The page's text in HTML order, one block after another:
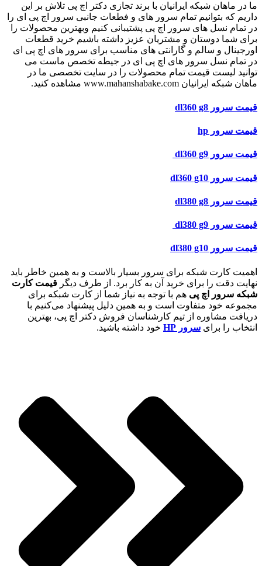
ما در ماهان شبکه ایرانیان با برند تجازی دکتر اچ پی تلاش بر این
داریم که بتوانیم تمام سرور های و فطعات جانبی سرور اچ پی ای را
در تمام نسل های سرور اچ پی پشتیبانی کنیم وبهترین محصولات را
برای شما دوستان و مشتریان عزیز داشته باشیم خرید قطعات
اورجینال و سالم و گارانتی های مناسب برای سرور های اچ پی ای
در تمام نسل سرور های اچ پی ای در جیطه تخصص ماست می
توانید لیست قیمت تمام محصولات را در سایت تخصصی ما در
ماهان شبکه ایرانیان www.mahanshabake.com مشاهده کنید.
قیمت سرور dl360 g8
قیمت سرور hp
قیمت سرور dl360 g9
قیمت سرور dl360 g10
قیمت سرور dl380 g8
قیمت سرور dl380 g9
قیمت سرور dl380 g10
اهمیت کارت شبکه برای سرور بسیار بالاست و به همین خاطر باید
نهایت دقت را برای خرید آن به کار برد. از طرف دیگر قیمت کارت
شبکه سرور اچ پی هم با توجه به نیاز شما از کارت شبکه برای
مجموعه خود متفاوت است و به همین دلیل پیشنهاد می‌کنیم با
دریافت مشاوره از تیم کارشناسان فروش دکتر اچ پی، بهترین
انتخاب را برای سرور HP خود داشته باشید.